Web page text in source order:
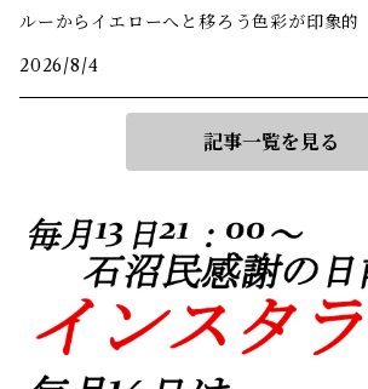
ルーからイエローへと移ろう色彩が印象的
2026/8/4
記事一覧を見る